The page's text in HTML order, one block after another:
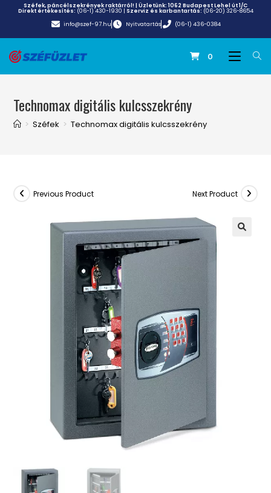
Széfek, páncélszekrények raktárról! | Üzletünk:1062 Budapest Lehel út 1/C
Direkt értékesítés: (06-1) 430-1930 | Szerviz és karbantartás: (06-20) 326-8654
info@szef-97.hu
Nyitvatartás (06-1) 436-0384
0
Technomax digitális kulcsszekrény
> Széfek > Technomax digitális kulcsszekrény
Previous Product Next Product